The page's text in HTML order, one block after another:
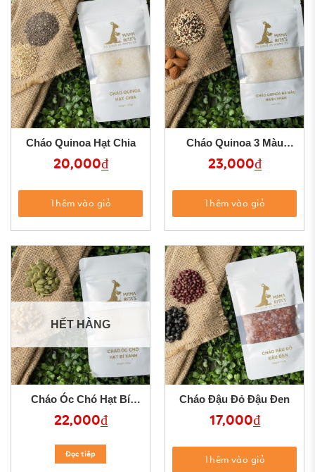
Cháo Quinoa Hạt Chia
20,000₫
Thêm vào giỏ
Cháo Quinoa 3 Màu
Hạnh Nhân
23,000₫
Thêm vào giỏ
HẾT HÀNG
Cháo Óc Chó Hạt Bí
Xanh
22,000₫
Đọc tiêp
Cháo Đậu Đỏ Đậu Đen
17,000₫
Thêm vào giỏ